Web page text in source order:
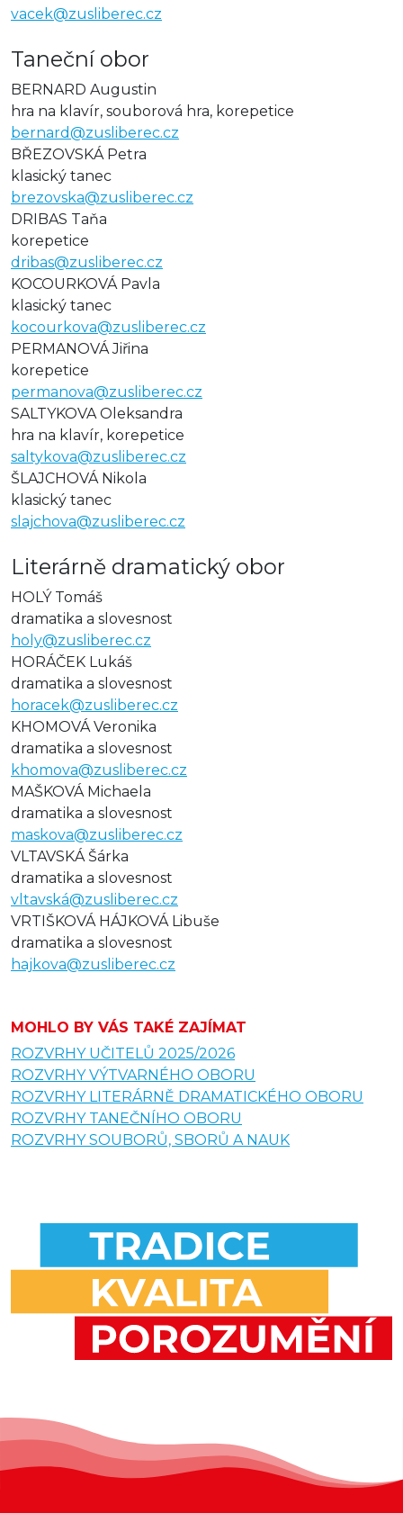
vacek@zusliberec.cz
Taneční obor
BERNARD Augustin
hra na klavír, souborová hra, korepetice
bernard@zusliberec.cz
BŘEZOVSKÁ Petra
klasický tanec
brezovska@zusliberec.cz
DRIBAS Taňa
korepetice
dribas@zusliberec.cz
KOCOURKOVÁ Pavla
klasický tanec
kocourkova@zusliberec.cz
PERMANOVÁ Jiřina
korepetice
permanova@zusliberec.cz
SALTYKOVA Oleksandra
hra na klavír, korepetice
saltykova@zusliberec.cz
ŠLAJCHOVÁ Nikola
klasický tanec
slajchova@zusliberec.cz
Literárně dramatický obor
HOLÝ Tomáš
dramatika a slovesnost
holy@zusliberec.cz
HORÁČEK Lukáš
dramatika a slovesnost
horacek@zusliberec.cz
KHOMOVÁ Veronika
dramatika a slovesnost
khomova@zusliberec.cz
MAŠKOVÁ Michaela
dramatika a slovesnost
maskova@zusliberec.cz
VLTAVSKÁ Šárka
dramatika a slovesnost
vltavská@zusliberec.cz
VRTIŠKOVÁ HÁJKOVÁ Libuše
dramatika a slovesnost
hajkova@zusliberec.cz
MOHLO BY VÁS TAKÉ ZAJÍMAT
ROZVRHY UČITELŮ 2025/2026
ROZVRHY VÝTVARNÉHO OBORU
ROZVRHY LITERÁRNĚ DRAMATICKÉHO OBORU
ROZVRHY TANEČNÍHO OBORU
ROZVRHY SOUBORŮ, SBORŮ A NAUK